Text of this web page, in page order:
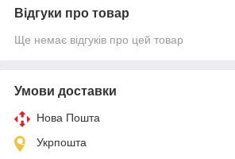
Відгуки про товар
Ще немає відгуків про цей товар
Умови доставки
Нова Пошта
Укрпошта